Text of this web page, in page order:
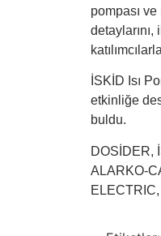
pompası
detaylarını,
İSKİD Isı
etkinliğe
buldu.
DOSİDER,
ALARKO-